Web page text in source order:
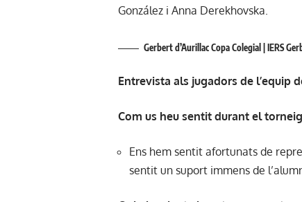
González i Anna Derekhovska.
Gerbert d’Aurillac Copa Colegial | IERS
Entrevista als jugadors de l’equip
Com us heu sentit durant el
Ens hem sentit afortunats de
sentit un suport immens de